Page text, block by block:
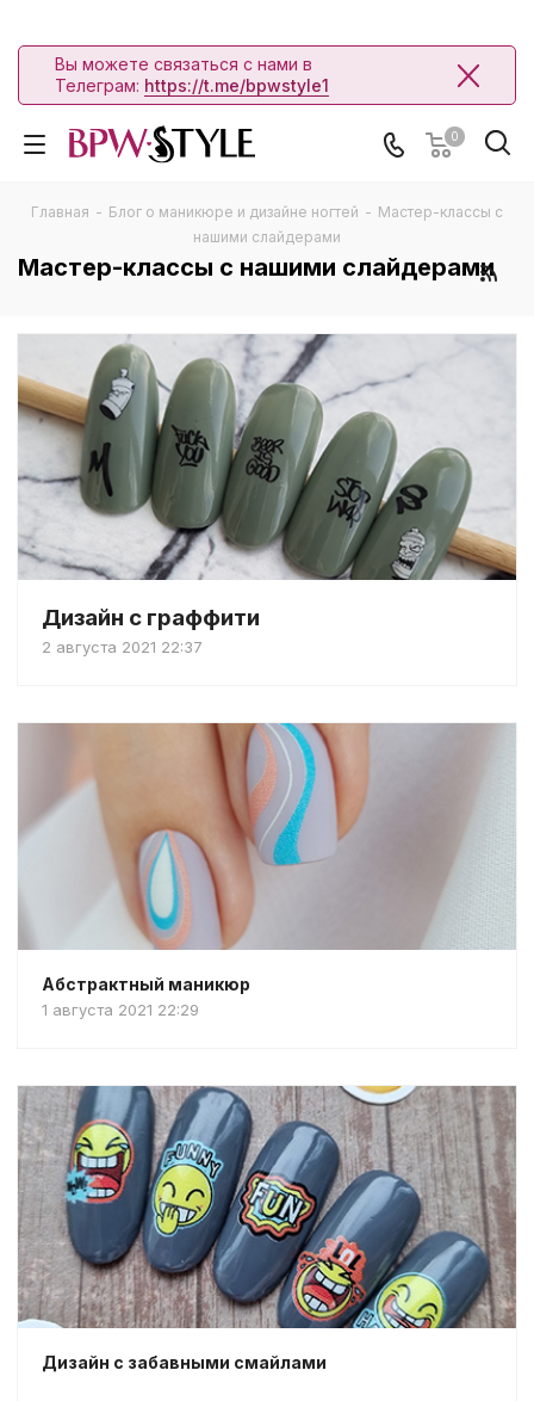
Вы можете связаться с нами в
Телеграм: https://t.me/bpwstyle1
0
Главная - Блог о маникюре и дизайне ногтей - Мастер-классы с
нашими слайдерами
Мастер-классы с нашими слайдерами
Дизайн с граффити
2 августа 2021 22:37
Абстрактный маникюр
1 августа 2021 22:29
Дизайн с забавными смайлами